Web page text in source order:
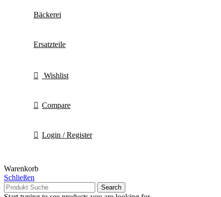
Bäckerei
Ersatzteile
Wishlist
Compare
Login / Register
Warenkorb
Schließen
Search